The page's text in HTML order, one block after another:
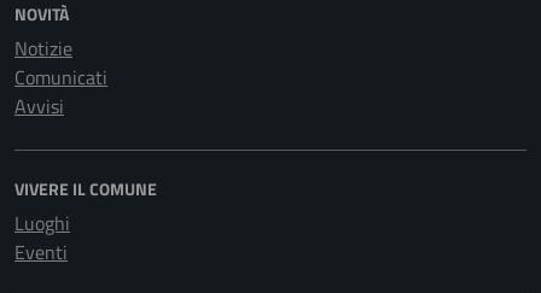
NOVITÀ
Notizie
Comunicati
Avvisi
VIVERE IL COMUNE
Luoghi
Eventi